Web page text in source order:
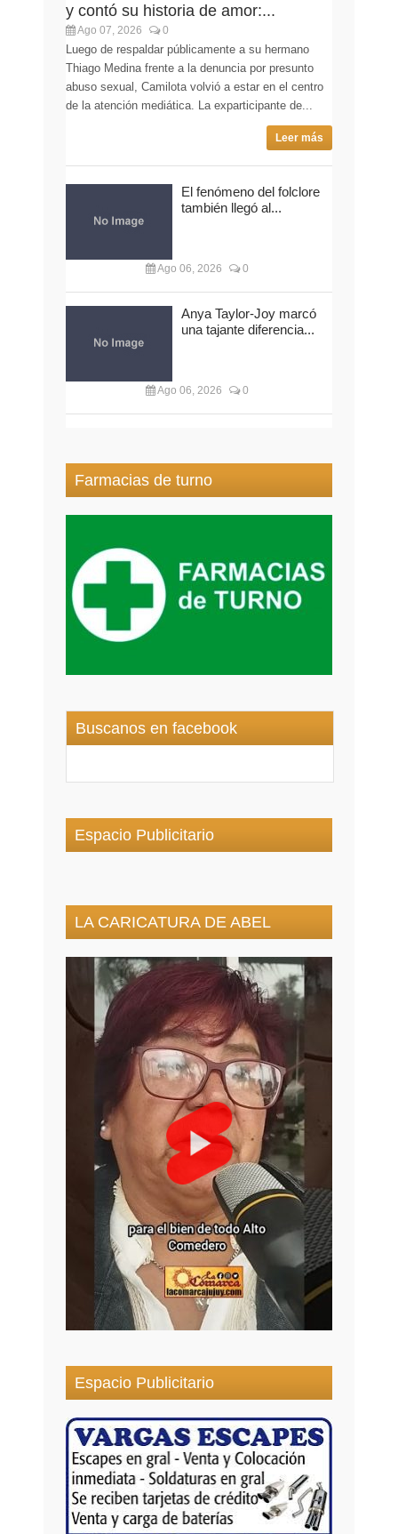
y contó su historia de amor:...
Ago 07, 2026 0
Luego de respaldar públicamente a su hermano
Thiago Medina frente a la denuncia por presunto
abuso sexual, Camilota volvió a estar en el centro
de la atención mediática. La exparticipante de...
Leer más
El fenómeno del folclore
también llegó al...
Ago 06, 2026 0
Anya Taylor-Joy marcó
una tajante diferencia...
Ago 06, 2026 0
Farmacias de turno
Buscanos en facebook
Espacio Publicitario
LA CARICATURA DE ABEL
Espacio Publicitario